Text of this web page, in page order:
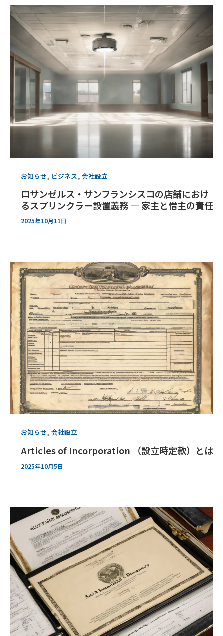
お知らせ, ビジネス, 会社設立
ロサンゼルス・サンフランシスコの店舗におけ
るスプリンクラー設置義務 ― 家主と借主の責任
2025年10月11日
お知らせ, 会社設立
Articles of Incorporation （設立時定款）とは
2025年10月5日